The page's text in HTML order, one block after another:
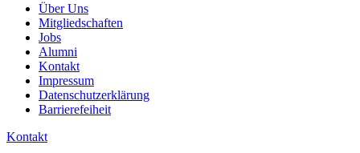
Über Uns
Mitgliedschaften
Jobs
Alumni
Kontakt
Impressum
Datenschutzerklärung
Barrierefeiheit
Kontakt